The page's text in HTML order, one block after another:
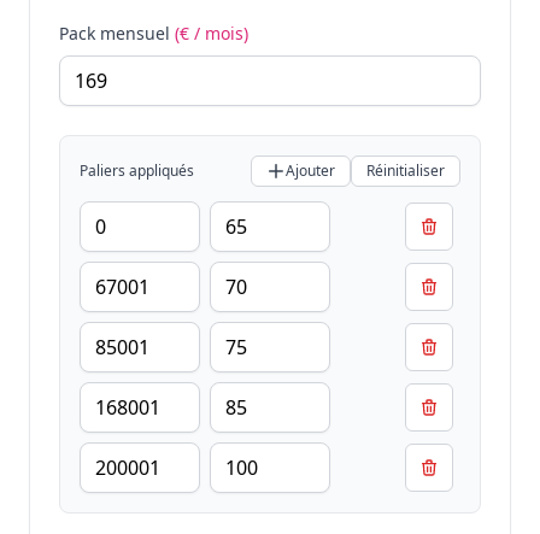
Pack mensuel (€ / mois)
Paliers appliqués Ajouter Réinitialiser